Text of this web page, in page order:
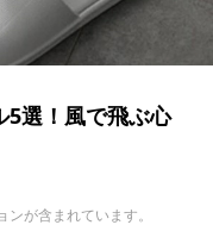
5選！風で飛ぶ心
が含まれています。